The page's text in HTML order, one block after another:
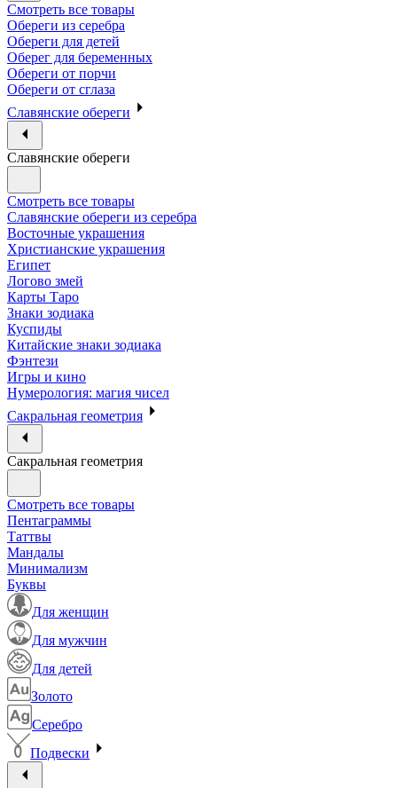
Смотреть все товары
Обереги из серебра
Обереги для детей
Оберег для беременных
Обереги от порчи
Обереги от сглаза
Славянские обереги
Славянские обереги
Смотреть все товары
Славянские обереги из серебра
Восточные украшения
Христианские украшения
Египет
Логово змей
Карты Таро
Знаки зодиака
Куспиды
Китайские знаки зодиака
Фэнтези
Игры и кино
Нумерология: магия чисел
Сакральная геометрия
Сакральная геометрия
Смотреть все товары
Пентаграммы
Таттвы
Мандалы
Минимализм
Буквы
Для женщин
Для мужчин
Для детей
Золото
Серебро
Подвески